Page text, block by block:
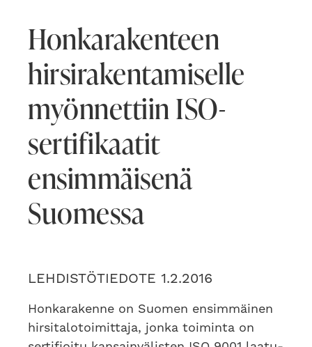
Honkarakenteen
hirsirakentamiselle
myönnettiin ISO-
sertifikaatit
ensimmäisenä
Suomessa
LEHDISTÖTIEDOTE 1.2.2016
Honkarakenne on Suomen ensimmäinen
hirsitalotoimittaja, jonka toiminta on